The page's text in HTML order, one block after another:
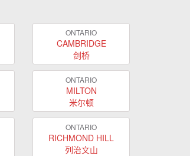
ONTARIO
CAMBRIDGE
剑桥
ONTARIO
MILTON
米尔顿
ONTARIO
RICHMOND HILL
列治文山